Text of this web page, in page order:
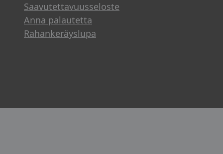
Saavutettavuusseloste
Anna palautetta
Rahankeräyslupa